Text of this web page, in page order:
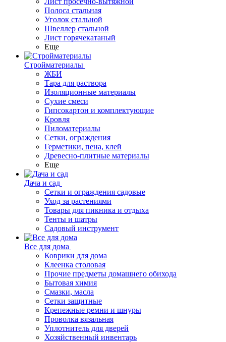
Полоса стальная
Уголок стальной
Швеллер стальной
Лист горячекатаный
Еще
Стройматериалы
ЖБИ
Тара для раствора
Изоляционные материалы
Сухие смеси
Гипсокартон и комплектующие
Кровля
Пиломатериалы
Сетки, ограждения
Герметики, пена, клей
Древесно-плитные материалы
Еще
Дача и сад
Сетки и ограждения садовые
Уход за растениями
Товары для пикника и отдыха
Тенты и шатры
Садовый инструмент
Все для дома
Коврики для дома
Клеенка столовая
Прочие предметы домашнего обихода
Бытовая химия
Смазки, масла
Сетки защитные
Крепежные ремни и шнуры
Проволка вязальная
Уплотнитель для дверей
Хозяйственный инвентарь